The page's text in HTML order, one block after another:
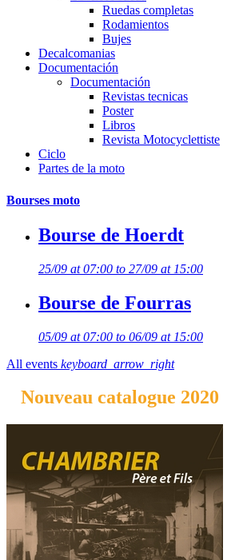
Ruedas completas
Rodamientos
Bujes
Decalcomanias
Documentación
Documentación
Revistas tecnicas
Poster
Libros
Revista Motocyclettiste
Ciclo
Partes de la moto
Bourses moto
Bourse de Hoerdt
25/09 at 07:00 to 27/09 at 15:00
Bourse de Fourras
05/09 at 07:00 to 06/09 at 15:00
All events keyboard_arrow_right
Nouveau catalogue 2020